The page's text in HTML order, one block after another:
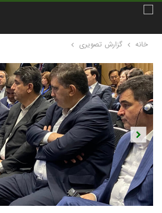
خانه گزارش تصویری
Next